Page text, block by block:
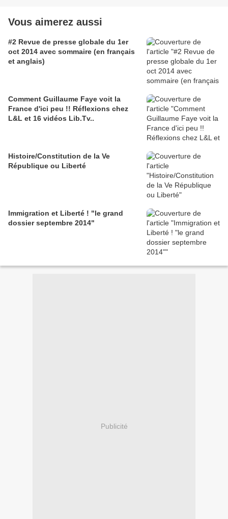
Vous aimerez aussi
#2 Revue de presse globale du 1er
oct 2014 avec sommaire (en français
et anglais)
Comment Guillaume Faye voit la
France d'ici peu !! Réflexions chez
L&L et 16 vidéos Lib.Tv..
Histoire/Constitution de la Ve
République ou Liberté
Immigration et Liberté ! "le grand
dossier septembre 2014"
Publicité